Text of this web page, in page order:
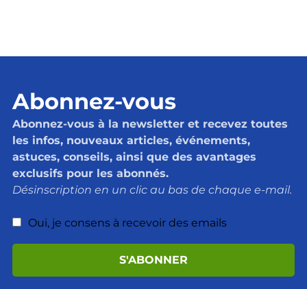
Abonnez-vous
Abonnez-vous à la newsletter et recevez toutes
les infos, nouveaux articles, événements,
astuces, conseils, ainsi que des avantages
exclusifs pour les abonnés.
Désinscription en un clic au bas de chaque e-mail.
Oui, je consens à recevoir des emails
S'ABONNER